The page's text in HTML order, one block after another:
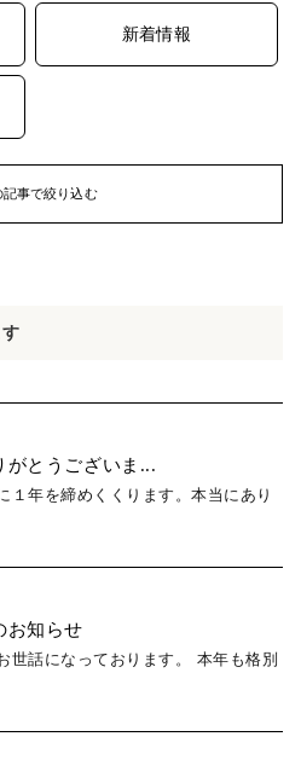
新着情報
記事で絞り込む
がとうございま...
１年を締めくくります。本当にあり
お知らせ
世話になっております。 本年も格別